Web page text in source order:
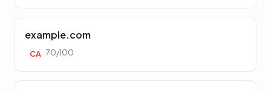
example.com
CA 70/100